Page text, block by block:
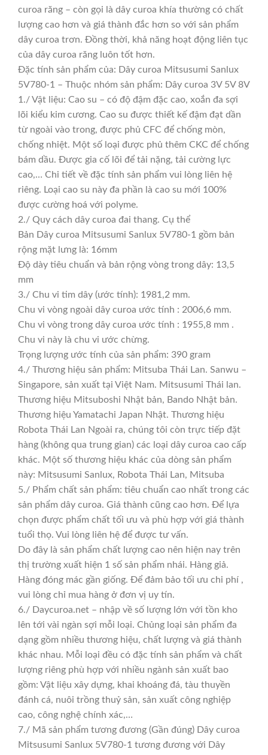
curoa răng – còn gọi là dây curoa khía thường có chất
lượng cao hơn và giá thành đắc hơn so với sản phẩm
dây curoa trơn. Đồng thời, khả năng hoạt động liên tục
của dây curoa răng luôn tốt hơn.
Đặc tính sản phẩm của: Dây curoa Mitsusumi Sanlux
5V780-1 – Thuộc nhóm sản phẩm: Dây curoa 3V 5V 8V
1./ Vật liệu: Cao su – có độ đậm đặc cao, xoắn đa sợi
lõi kiểu kim cương. Cao su được thiết kế đậm đạt dần
từ ngoài vào trong, được phủ CFC để chống mòn,
chống nhiệt. Một số loại được phủ thêm CKC để chống
bám dầu. Được gia cố lõi để tải nặng, tải cường lực
cao,… Chi tiết về đặc tính sản phẩm vui lòng liên hệ
riêng. Loại cao su này đa phần là cao su mới 100%
được cường hoá với polyme.
2./ Quy cách dây curoa đai thang. Cụ thể
Bản Dây curoa Mitsusumi Sanlux 5V780-1 gồm bản
rộng mặt lưng là: 16mm
Độ dày tiêu chuẩn và bản rộng vòng trong dây: 13,5
mm
3./ Chu vi tim dây (ước tính): 1981,2 mm.
Chu vi vòng ngoài dây curoa ước tính : 2006,6 mm.
Chu vi vòng trong dây curoa ước tính : 1955,8 mm .
Chu vi này là chu vi ước chừng.
Trọng lượng ước tính của sản phẩm: 390 gram
4./ Thương hiệu sản phẩm: Mitsuba Thái Lan. Sanwu –
Singapore, sản xuất tại Việt Nam. Mitsusumi Thái lan.
Thương hiệu Mitsuboshi Nhật bản, Bando Nhật bản.
Thương hiệu Yamatachi Japan Nhật. Thương hiệu
Robota Thái Lan Ngoài ra, chúng tôi còn trực tiếp đặt
hàng (không qua trung gian) các loại dây curoa cao cấp
khác. Một số thương hiệu khác của dòng sản phẩm
này: Mitsusumi Sanlux, Robota Thái Lan, Mitsuba
5./ Phẩm chất sản phẩm: tiêu chuẩn cao nhất trong các
sản phẩm dây curoa. Giá thành cũng cao hơn. Để lựa
chọn được phẩm chất tối ưu và phù hợp với giá thành
tuổi thọ. Vui lòng liên hệ để được tư vấn.
Do đây là sản phẩm chất lượng cao nên hiện nay trên
thị trường xuất hiện 1 số sản phẩm nhái. Hàng giả.
Hàng đóng mác gần giống. Để đảm bảo tối ưu chi phí ,
vui lòng chỉ mua hàng ở đơn vị uy tín.
6./ Daycuroa.net – nhập về số lượng lớn với tồn kho
lên tới vài ngàn sợi mỗi loại. Chủng loại sản phẩm đa
dạng gồm nhiều thương hiệu, chất lượng và giá thành
khác nhau. Mỗi loại đều có đặc tính sản phẩm và chất
lượng riêng phù hợp với nhiều ngành sản xuất bao
gồm: Vật liệu xây dựng, khai khoáng đá, tàu thuyền
đánh cá, nuôi trồng thuỷ sản, sản xuất công nghiệp
cao, công nghệ chính xác,…
7./ Mã sản phẩm tương đương (Gần đúng) Dây curoa
Mitsusumi Sanlux 5V780-1 tương đương với Dây